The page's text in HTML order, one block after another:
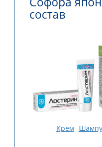
состав
Крем